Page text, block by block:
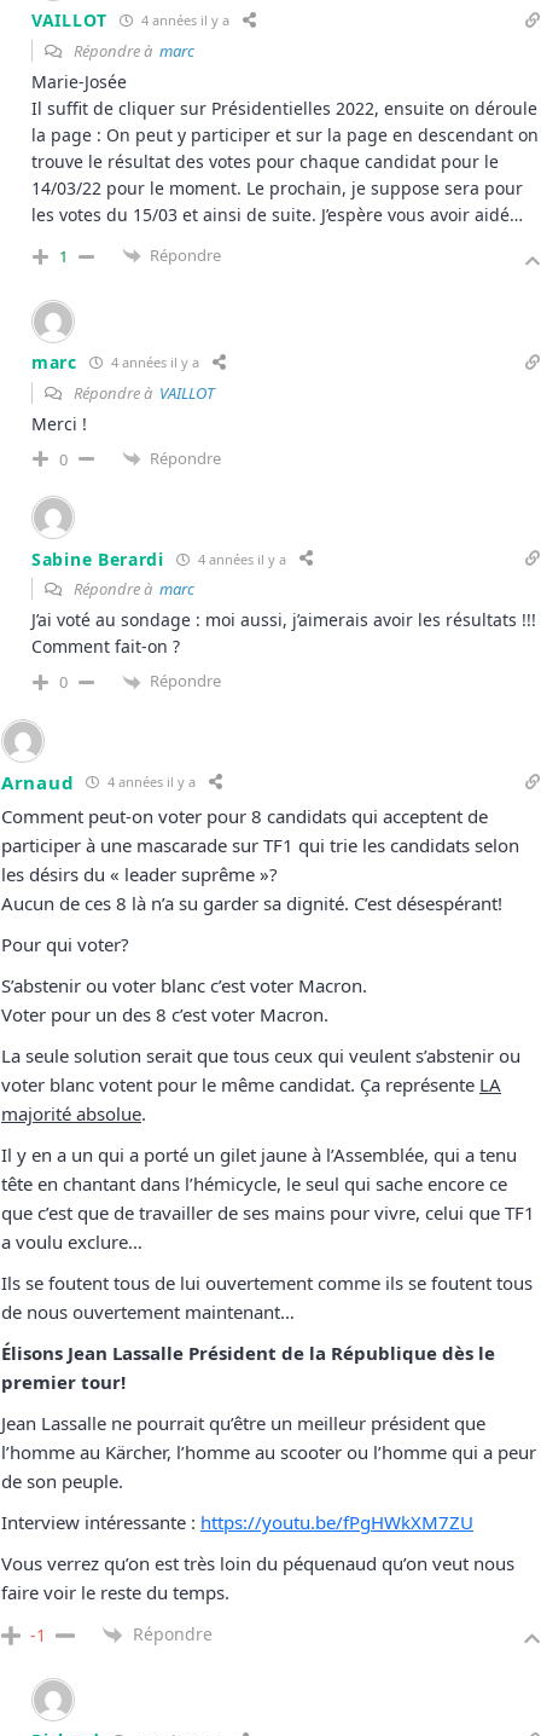
VAILLOT 4 années il y a
Répondre à marc
Marie-Josée
Il suffit de cliquer sur Présidentielles 2022, ensuite on déroule
la page : On peut y participer et sur la page en descendant on
trouve le résultat des votes pour chaque candidat pour le
14/03/22 pour le moment. Le prochain, je suppose sera pour
les votes du 15/03 et ainsi de suite. J’espère vous avoir aidé…
1 Répondre
marc 4 années il y a
Répondre à VAILLOT
Merci !
0 Répondre
Sabine Berardi 4 années il y a
Répondre à marc
J’ai voté au sondage : moi aussi, j’aimerais avoir les résultats !!!
Comment fait-on ?
0 Répondre
Arnaud 4 années il y a
Comment peut-on voter pour 8 candidats qui acceptent de
participer à une mascarade sur TF1 qui trie les candidats selon
les désirs du « leader suprême »?
Aucun de ces 8 là n’a su garder sa dignité. C’est désespérant!
Pour qui voter?
S’abstenir ou voter blanc c’est voter Macron.
Voter pour un des 8 c’est voter Macron.
La seule solution serait que tous ceux qui veulent s’abstenir ou
voter blanc votent pour le même candidat. Ça représente LA
majorité absolue.
Il y en a un qui a porté un gilet jaune à l’Assemblée, qui a tenu
tête en chantant dans l’hémicycle, le seul qui sache encore ce
que c’est que de travailler de ses mains pour vivre, celui que TF1
a voulu exclure…
Ils se foutent tous de lui ouvertement comme ils se foutent tous
de nous ouvertement maintenant…
Élisons Jean Lassalle Président de la République dès le
premier tour!
Jean Lassalle ne pourrait qu’être un meilleur président que
l’homme au Kärcher, l’homme au scooter ou l’homme qui a peur
de son peuple.
Interview intéressante : https://youtu.be/fPgHWkXM7ZU
Vous verrez qu’on est très loin du péquenaud qu’on veut nous
faire voir le reste du temps.
-1 Répondre